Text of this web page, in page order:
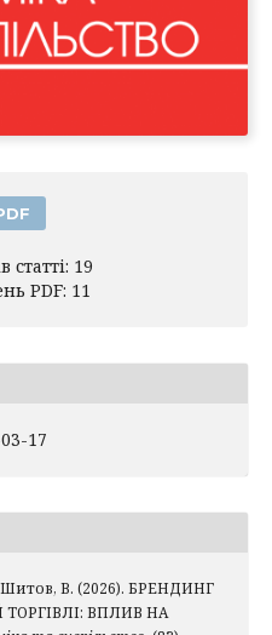
статті: 19
PDF: 11
17
Шитов, В. (2026). БРЕНДИНГ
ВПЛИВ НА